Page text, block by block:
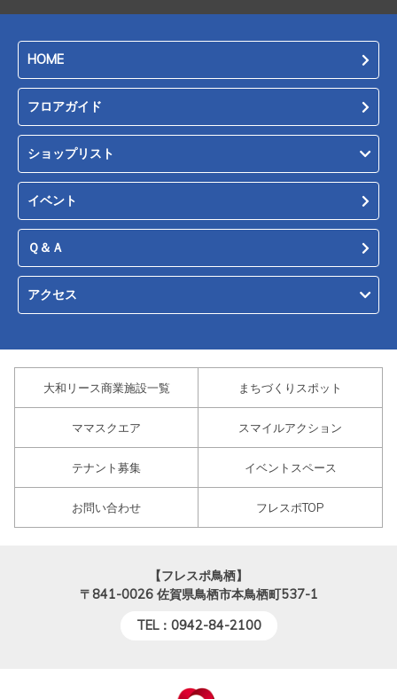
HOME
フロアガイド
ショップリスト
イベント
Ｑ＆Ａ
アクセス
大和リース商業施設一覧 まちづくりスポット
ママスクエア スマイルアクション
テナント募集 イベントスペース
お問い合わせ フレスポTOP
【フレスポ鳥栖】
〒841-0026 佐賀県鳥栖市本鳥栖町537-1
TEL：0942-84-2100